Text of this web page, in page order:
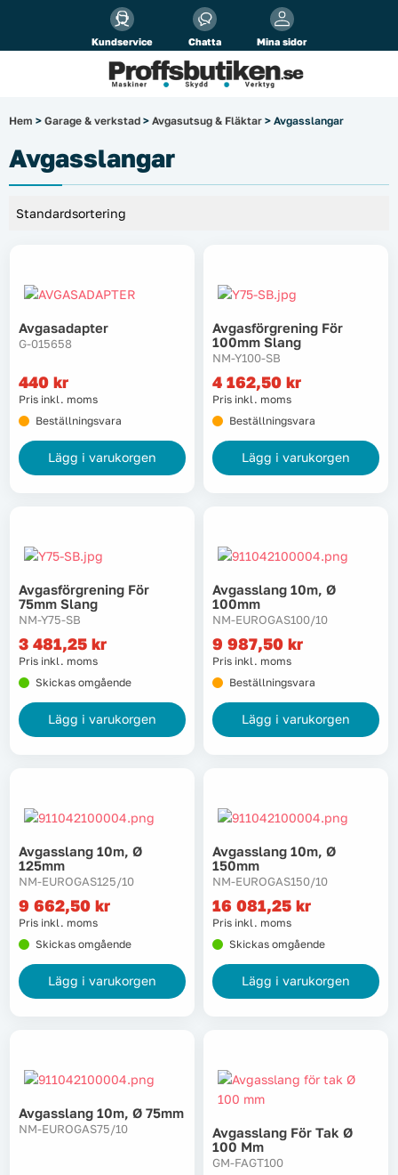
Kundservice Chatta Mina sidor
Alla priser visasinkl. moms!
Företag Privat
El & belysning
Garage & verkstad
Lyft, transport & materialhantering
Maskiner
Mätinstrument
Oljor & kem
Outlet
Skydd & kläder
Verktyg
Värme, VVS & inomhusklimat
Varumärken
Kontakta oss
Hem > Garage & verkstad > Avgasutsug & Fläktar > Avgasslangar
Avgasslangar
Avgasadapter
G-015658
440 kr
Pris inkl. moms
Beställningsvara
Lägg i varukorgen
Avgasförgrening För
100mm Slang
NM-Y100-SB
4 162,50 kr
Pris inkl. moms
Beställningsvara
Lägg i varukorgen
Avgasförgrening För
75mm Slang
NM-Y75-SB
3 481,25 kr
Pris inkl. moms
Skickas omgående
Lägg i varukorgen
Avgasslang 10m, Ø
100mm
NM-EUROGAS100/10
9 987,50 kr
Pris inkl. moms
Beställningsvara
Lägg i varukorgen
Avgasslang 10m, Ø
125mm
NM-EUROGAS125/10
9 662,50 kr
Pris inkl. moms
Skickas omgående
Lägg i varukorgen
Avgasslang 10m, Ø
150mm
NM-EUROGAS150/10
16 081,25 kr
Pris inkl. moms
Skickas omgående
Lägg i varukorgen
Avgasslang 10m, Ø 75mm
NM-EUROGAS75/10
Avgasslang För Tak Ø
100 Mm
GM-FAGT100